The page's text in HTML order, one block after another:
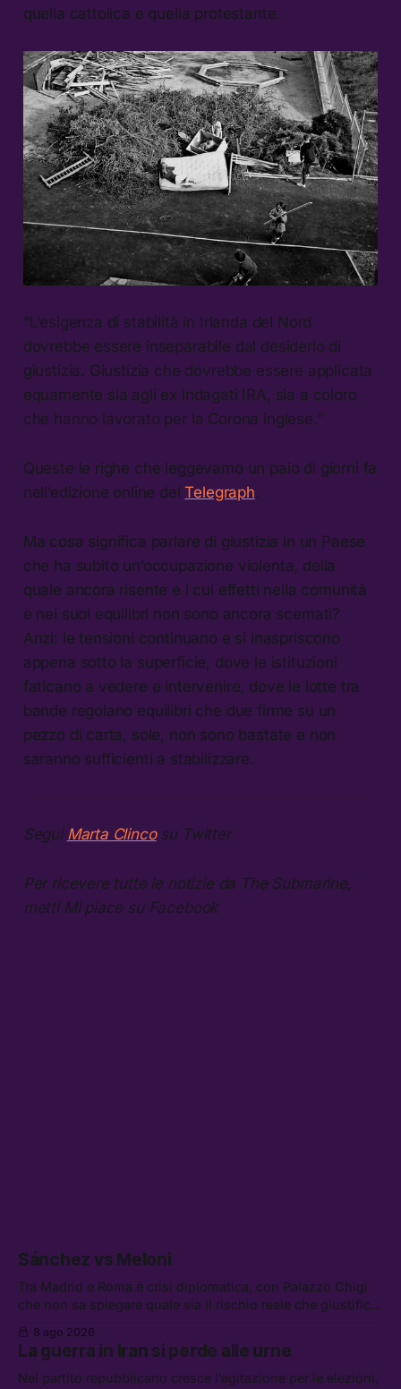
quella cattolica e quella protestante.
“L’esigenza di stabilità in Irlanda del Nord
dovrebbe essere inseparabile dal desiderio di
giustizia. Giustizia che dovrebbe essere applicata
equamente sia agli ex indagati IRA, sia a coloro
che hanno lavorato per la Corona inglese.”
Queste le righe che leggevamo un paio di giorni fa
nell’edizione online delTelegraph.
Ma cosa significa parlare di giustizia in un Paese
che ha subìto un’occupazione violenta, della
quale ancora risente e i cui effetti nella comunità
e nei suoi equilibri non sono ancora scemati?
Anzi: le tensioni continuano e si inaspriscono
appena sotto la superficie, dove le istituzioni
faticano a vedere e intervenire, dove le lotte tra
bande regolano equilibri che due firme su un
pezzo di carta, sole, non sono bastate e non
saranno sufficienti a stabilizzare.
Segui Marta Clincosu Twitter
Per ricevere tutte le notizie da The Submarine,
metti Mi piace su Facebook
Sánchez vs Meloni
Tra Madrid e Roma è crisi diplomatica, con Palazzo Chigi
che non sa spiegare quale sia il rischio reale che giustifica
la sospensione di Schengen. Tra le altre notizie: l’accordo
di difesa tra Arabia Saudita, Pakistan e Turchia, la crisi del
carburante irregolare, e un altro caso di IA ribelle
8 ago 2026
La guerra in Iran si perde alle urne
Nel partito repubblicano cresce l’agitazione per le elezioni,